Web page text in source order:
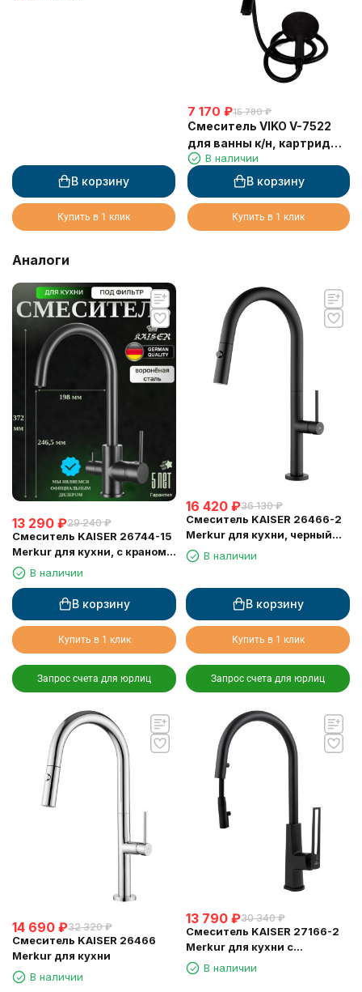
В корзину
Купить в 1 клик
7 170 ₽15 780 ₽
Смеситель VIKO V-7522
для ванны к/н, картридж
Ф35, черный, латунь
В наличии
В корзину
Купить в 1 клик
Аналоги
13 290 ₽29 240 ₽
Смеситель KAISER 26744-15
Merkur для кухни, с краном
для питьевой воды,
воронёная сталь
В наличии
В корзину
Купить в 1 клик
Запрос счета для юрлиц
16 420 ₽36 130 ₽
Смеситель KAISER 26466-2
Merkur для кухни, черный
матовый
В наличии
В корзину
Купить в 1 клик
Запрос счета для юрлиц
14 690 ₽32 320 ₽
Смеситель KAISER 26466
Merkur для кухни
В наличии
13 790 ₽30 340 ₽
Смеситель KAISER 27166-2
Merkur для кухни с
выдвижным изливом
В наличии